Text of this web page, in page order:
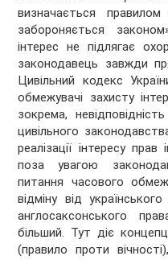
визначається
забороняється
інтерес не підлягає
законодавець завжди
Цивільний кодекс
обмежувачі захисту
зокрема,
цивільного
реалізації інтересу
поза увагою
питання часового
відміну від
англосаксонського
більший. Тут діє
(правило проти